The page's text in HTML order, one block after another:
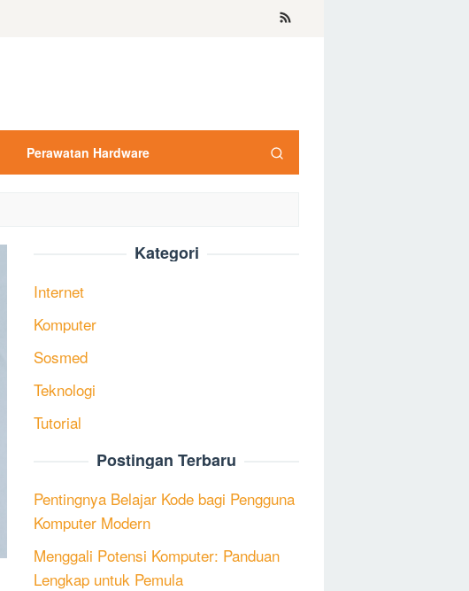
Perawatan Hardware
Kategori
Internet
Komputer
Sosmed
Teknologi
Tutorial
Postingan Terbaru
Pentingnya Belajar Kode bagi Pengguna
Komputer Modern
Menggali Potensi Komputer: Panduan
Lengkap untuk Pemula